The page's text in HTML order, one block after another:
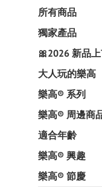
所有商品
獨家產品
🎀2026 新品
大人玩的樂高
樂高® 系列
樂高® 周邊商
適合年齡
樂高® 興趣
樂高® 節慶